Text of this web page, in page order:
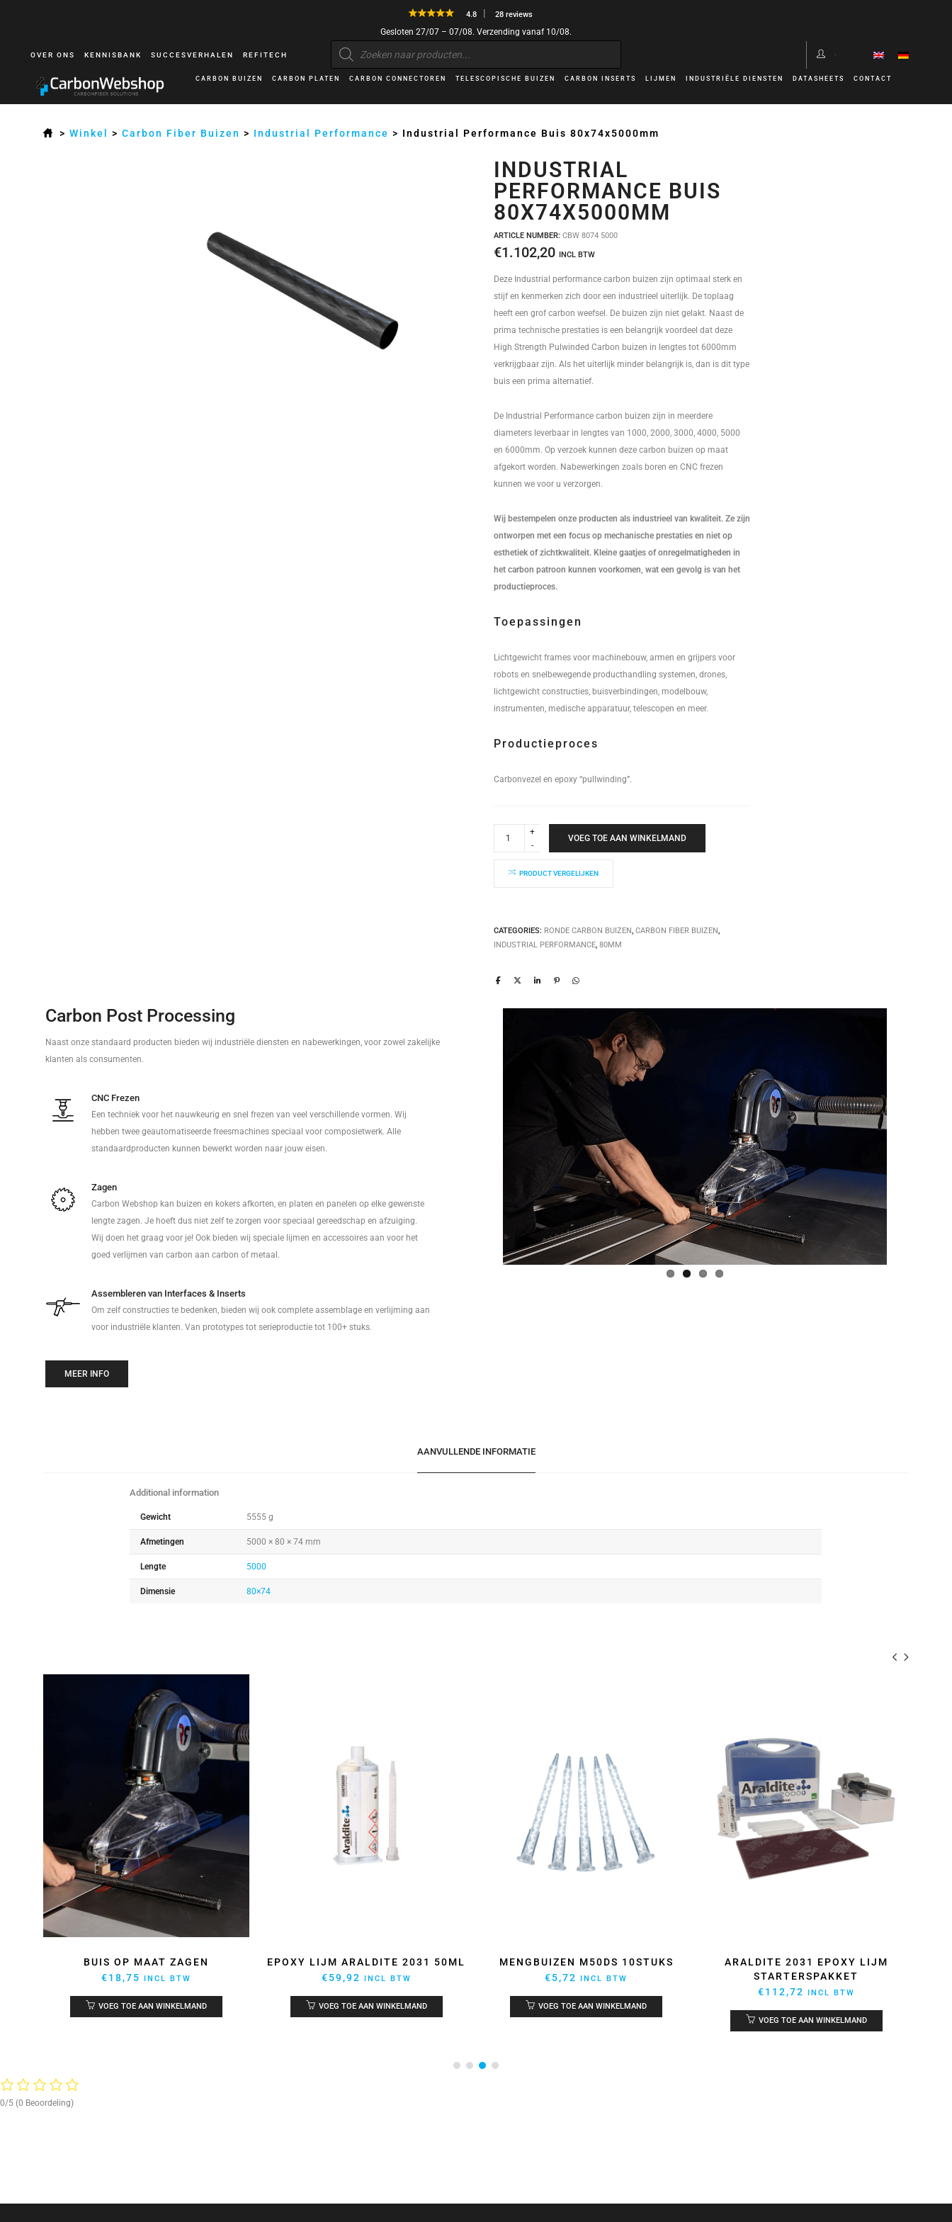
4.8 28 reviews
Gesloten 27/07 – 07/08. Verzending vanaf 10/08.
OVER ONS KENNISBANK SUCCESVERHALEN REFITECH
Producten
zoeken
CARBON BUIZEN CARBON PLATEN CARBON CONNECTOREN TELESCOPISCHE BUIZEN CARBON INSERTS LIJMEN INDUSTRIËLE DIENSTEN DATASHEETS CONTACT
>Winkel >Carbon Fiber Buizen > Industrial Performance > Industrial Performance Buis 80x74x5000mm
INDUSTRIAL
PERFORMANCE BUIS
80X74X5000MM
ARTICLE NUMBER: CBW 8074 5000
€1.102,20 INCL BTW
Deze Industrial performance carbon buizen zijn optimaal sterk en
stijf en kenmerken zich door een industrieel uiterlijk. De toplaag
heeft een grof carbon weefsel. De buizen zijn niet gelakt. Naast de
prima technische prestaties is een belangrijk voordeel dat deze
High Strength Pulwinded Carbon buizen in lengtes tot 6000mm
verkrijgbaar zijn. Als het uiterlijk minder belangrijk is, dan is dit type
buis een prima alternatief.
De Industrial Performance carbon buizen zijn in meerdere
diameters leverbaar in lengtes van 1000, 2000, 3000, 4000, 5000
en 6000mm. Op verzoek kunnen deze carbon buizen op maat
afgekort worden. Nabewerkingen zoals boren en CNC frezen
kunnen we voor u verzorgen.
Wij bestempelen onze producten als industrieel van kwaliteit. Ze zijn
ontworpen met een focus op mechanische prestaties en niet op
esthetiek of zichtkwaliteit. Kleine gaatjes of onregelmatigheden in
het carbon patroon kunnen voorkomen, wat een gevolg is van het
productieproces.
Toepassingen
Lichtgewicht frames voor machinebouw, armen en grijpers voor
robots en snelbewegende producthandling systemen, drones,
lichtgewicht constructies, buisverbindingen, modelbouw,
instrumenten, medische apparatuur, telescopen en meer.
Productieproces
Carbonvezel en epoxy “pullwinding”.
Performance
quantity
VOEG TOE AAN WINKELMAND
PRODUCT VERGELIJKEN
CATEGORIES: RONDE CARBON BUIZEN, CARBON FIBER BUIZEN,
INDUSTRIAL PERFORMANCE, 80MM
Carbon Post Processing
Naast onze standaard producten bieden wij industriële diensten en nabewerkingen, voor zowel zakelijke
klanten als consumenten.
CNC Frezen
Een techniek voor het nauwkeurig en snel frezen van veel verschillende vormen. Wij
hebben twee geautomatiseerde freesmachines speciaal voor composietwerk. Alle
standaardproducten kunnen bewerkt worden naar jouw eisen.
Zagen
Carbon Webshop kan buizen en kokers afkorten, en platen en panelen op elke gewenste
lengte zagen. Je hoeft dus niet zelf te zorgen voor speciaal gereedschap en afzuiging.
Wij doen het graag voor je! Ook bieden wij speciale lijmen en accessoires aan voor het
goed verlijmen van carbon aan carbon of metaal.
Assembleren van Interfaces & Inserts
Om zelf constructies te bedenken, bieden wij ook complete assemblage en verlijming aan
voor industriële klanten. Van prototypes tot serieproductie tot 100+ stuks.
MEER INFO
AANVULLENDE INFORMATIE
Additional information
Gewicht 5555 g
Afmetingen 5000 × 80 × 74 mm
Lengte 5000
Dimensie 80×74
BUIS OP MAAT ZAGEN
€18,75 INCL BTW
VOEG TOE AAN WINKELMAND
EPOXY LIJM ARALDITE 2031 50ML
€59,92 INCL BTW
VOEG TOE AAN WINKELMAND
MENGBUIZEN M50DS 10STUKS
€5,72 INCL BTW
VOEG TOE AAN WINKELMAND
ARALDITE 2031 EPOXY LIJM
STARTERSPAKKET
€112,72 INCL BTW
VOEG TOE AAN WINKELMAND
0/5 (0 Beoordeling)